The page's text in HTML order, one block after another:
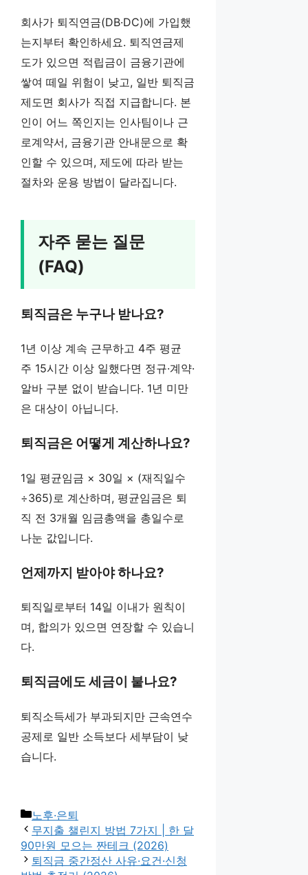
회사가 퇴직연금(DB·DC)에 가입했
는지부터 확인하세요. 퇴직연금제
도가 있으면 적립금이 금융기관에
쌓여 떼일 위험이 낮고, 일반 퇴직금
제도면 회사가 직접 지급합니다. 본
인이 어느 쪽인지는 인사팀이나 근
로계약서, 금융기관 안내문으로 확
인할 수 있으며, 제도에 따라 받는
절차와 운용 방법이 달라집니다.
자주 묻는 질문
(FAQ)
퇴직금은 누구나 받나요?
1년 이상 계속 근무하고 4주 평균
주 15시간 이상 일했다면 정규·계약·
알바 구분 없이 받습니다. 1년 미만
은 대상이 아닙니다.
퇴직금은 어떻게 계산하나요?
1일 평균임금 × 30일 × (재직일수
÷365)로 계산하며, 평균임금은 퇴
직 전 3개월 임금총액을 총일수로
나눈 값입니다.
언제까지 받아야 하나요?
퇴직일로부터 14일 이내가 원칙이
며, 합의가 있으면 연장할 수 있습니
다.
퇴직금에도 세금이 붙나요?
퇴직소득세가 부과되지만 근속연수
공제로 일반 소득보다 세부담이 낮
습니다.
카
테
고
리
노후·은퇴
무지출 챌린지 방법 7가지 | 한 달
90만원 모으는 짠테크 (2026)
퇴직금 중간정산 사유·요건·신청